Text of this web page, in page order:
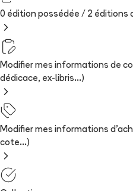
0 édition possédée / 2 éditions
Modifier mes informations de
dédicace, ex-libris...)
Modifier mes informations
cote...)